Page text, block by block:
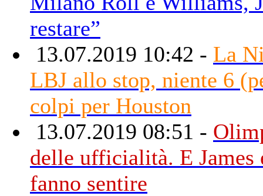
restare”
13.07.2019 10:42 - La
LBJ allo stop, niente 6
colpi per Houston
13.07.2019 08:51 -
delle ufficialità. E James
fanno sentire